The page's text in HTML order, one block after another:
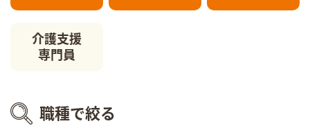
介護支援
専門員
職種で絞る